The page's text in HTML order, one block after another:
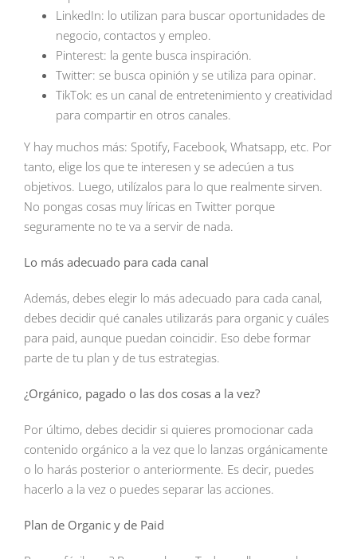
LinkedIn: lo utilizan para buscar oportunidades de
negocio, contactos y empleo.
Pinterest: la gente busca inspiración.
Twitter: se busca opinión y se utiliza para opinar.
TikTok: es un canal de entretenimiento y creatividad
para compartir en otros canales.
Y hay muchos más: Spotify, Facebook, Whatsapp, etc. Por
tanto, elige los que te interesen y se adecúen a tus
objetivos. Luego, utilízalos para lo que realmente sirven.
No pongas cosas muy líricas en Twitter porque
seguramente no te va a servir de nada.
Lo más adecuado para cada canal
Además, debes elegir lo más adecuado para cada canal,
debes decidir qué canales utilizarás para organic y cuáles
para paid, aunque puedan coincidir. Eso debe formar
parte de tu plan y de tus estrategias.
¿Orgánico, pagado o las dos cosas a la vez?
Por último, debes decidir si quieres promocionar cada
contenido orgánico a la vez que lo lanzas orgánicamente
o lo harás posterior o anteriormente. Es decir, puedes
hacerlo a la vez o puedes separar las acciones.
Plan de Organic y de Paid